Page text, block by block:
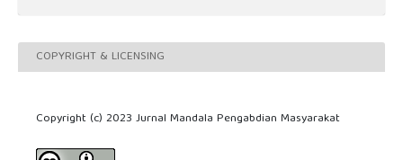
COPYRIGHT & LICENSING
Copyright (c) 2023 Jurnal Mandala Pengabdian Masyarakat